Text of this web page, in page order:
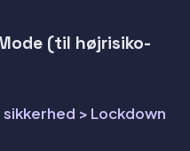
(til højrisiko-
> Lockdown